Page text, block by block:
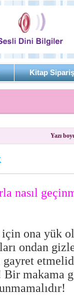
Kitap
Yazı
nasıl
ona yük
ondan
gayret
makama